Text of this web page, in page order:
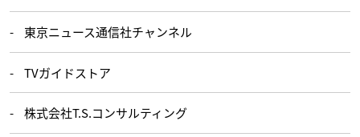
東京ニュース通信社チャンネル
TVガイドストア
株式会社T.S.コンサルティング